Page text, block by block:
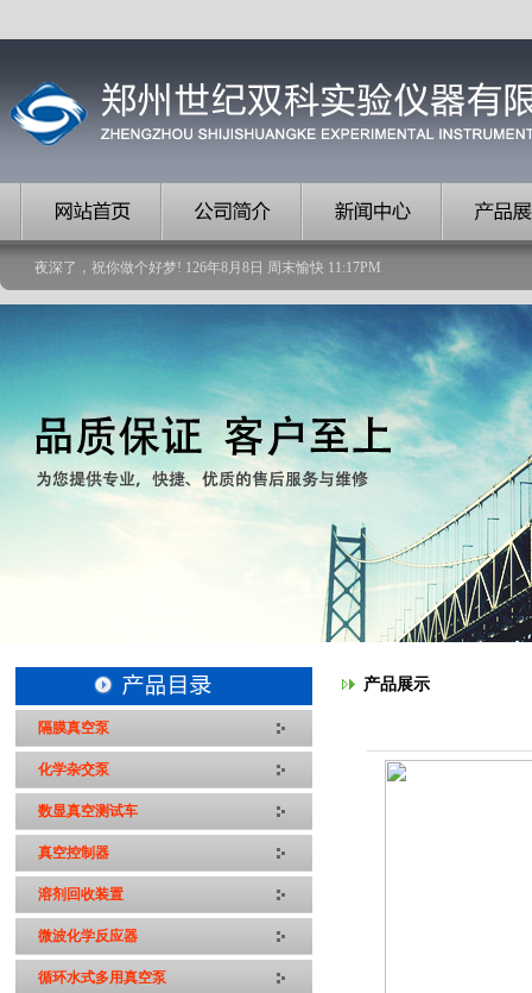
夜深了，祝你做个好梦! 126年8月 8 日 周末愉快 11:17PM
隔膜真空泵
化学杂交泵
数显真空测试车
真空控制器
溶剂回收装置
微波化学反应器
循环水式多用真空泵
产品展示